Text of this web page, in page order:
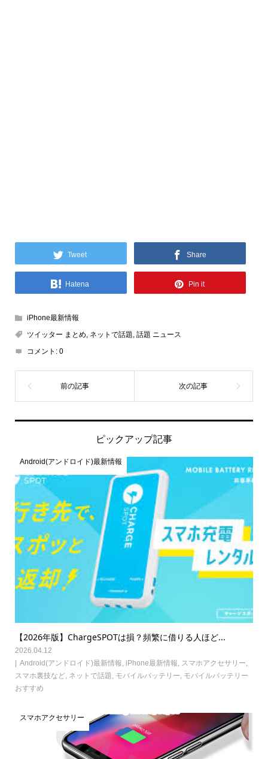
Tweet Share
Hatena Pin it
iPhone最新情報
ツイッター まとめ, ネットで話題, 話題 ニュース
コメント: 0
ピックアップ記事
Android(アンドロイド)最新情報
【2026年版】ChargeSPOTは損？頻繁に借りる人ほど...
2026.04.12
Android(アンドロイド)最新情報, iPhone最新情報, スマホアクセサリー,
スマホ裏技など, ネットで話題, モバイルバッテリー, モバイルバッテリー
おすすめ
スマホアクセサリー